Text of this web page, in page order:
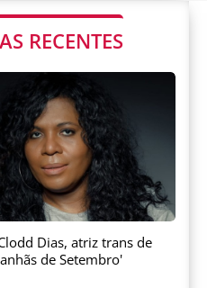
RECENTES
Dias, atriz trans de
de Setembro'